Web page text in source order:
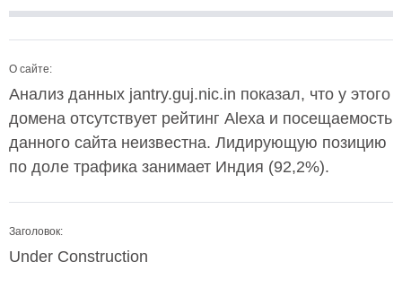
О сайте:
Анализ данных jantry.guj.nic.in показал, что у этого
домена отсутствует рейтинг Alexa и посещаемость
данного сайта неизвестна. Лидирующую позицию
по доле трафика занимает Индия (92,2%).
Заголовок:
Under Construction